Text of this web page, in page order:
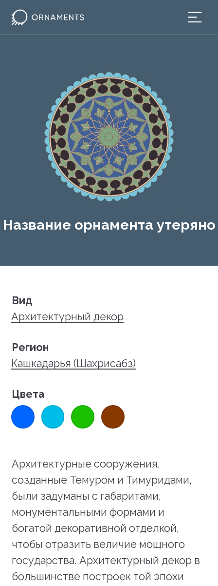
Название орнамента утеряно
Вид
Архитектурный декор
Регион
Кашкадарья (Шахрисабз)
Цвета
Архитектурные сооружения,
созданные Темуром и Тимуридами,
были задуманы с габаритами,
монументальными формами и
богатой декоративной отделкой,
чтобы отразить величие мощного
государства. Архитектурный декор в
большинстве построек той эпохи